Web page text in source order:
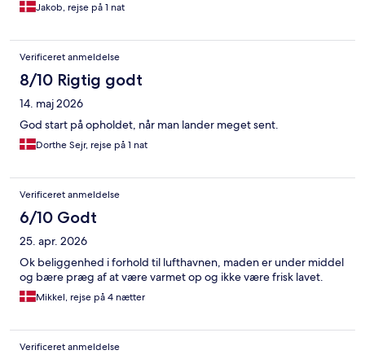
Jakob, rejse på 1 nat
Verificeret anmeldelse
8/10 Rigtig godt
14. maj 2026
God start på opholdet, når man lander meget sent.
Dorthe Sejr, rejse på 1 nat
Verificeret anmeldelse
6/10 Godt
25. apr. 2026
Ok beliggenhed i forhold til lufthavnen, maden er under middel
og bære præg af at være varmet op og ikke være frisk lavet.
Mikkel, rejse på 4 nætter
Verificeret anmeldelse